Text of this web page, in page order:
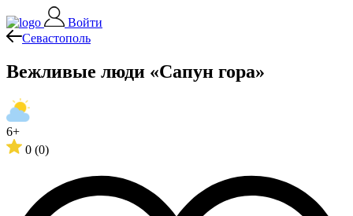
Войти
Севастополь
Вежливые люди «Сапун гора»
6+
0 (0)